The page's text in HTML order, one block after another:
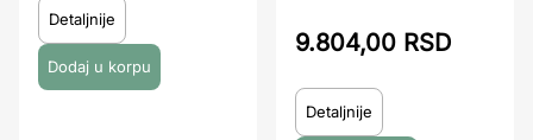
Detaljnije
9.804,00 RSD
Detaljnije